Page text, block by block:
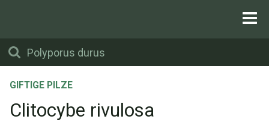
GIFTIGE PILZE
Clitocybe rivulosa